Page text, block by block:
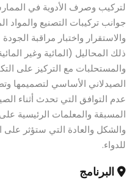
لتركيب وصرف الأدوية في
جوانب تركيبات التصنيع والمواد
والاستقرار واختبار مراقبة
ذلك المحاليل (المائية وغير
والمستحلبات مع التركيز على
الصيدلاني الأساسي لتصميمها
عدم التوافق التي تحدث أثناء
المسبقة والمعلمات الرئيسية
والشكل والعادة التي ستؤثر على
للدواء.
البرنامج